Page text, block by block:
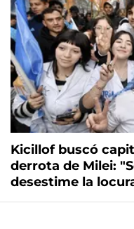
Kicillof buscó
derrota de Milei:
desestime la